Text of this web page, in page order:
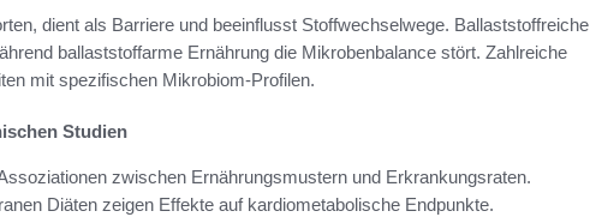
dient als Barriere und beeinflusst Stoffwechselwege. Ballaststoffreiche
ballaststoffarme Ernährung die Mikrobenbalance stört. Zahlreiche
mit spezifischen Mikrobiom-Profilen.
Studien
zwischen Ernährungsmustern und Erkrankungsraten.
Diäten zeigen Effekte auf kardiometabolische Endpunkte.